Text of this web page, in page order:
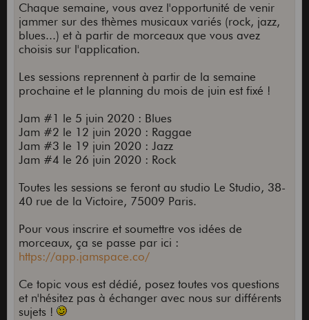
Chaque semaine, vous avez l'opportunité de venir
jammer sur des thèmes musicaux variés (rock, jazz,
blues...) et à partir de morceaux que vous avez
choisis sur l'application.
Les sessions reprennent à partir de la semaine
prochaine et le planning du mois de juin est fixé !
Jam #1 le 5 juin 2020 : Blues
Jam #2 le 12 juin 2020 : Raggae
Jam #3 le 19 juin 2020 : Jazz
Jam #4 le 26 juin 2020 : Rock
Toutes les sessions se feront au studio Le Studio, 38-
40 rue de la Victoire, 75009 Paris.
Pour vous inscrire et soumettre vos idées de
morceaux, ça se passe par ici :
https://app.jamspace.co/
Ce topic vous est dédié, posez toutes vos questions
et n'hésitez pas à échanger avec nous sur différents
sujets !